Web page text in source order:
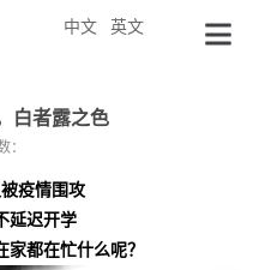
英文
中文
白者露之色
：
疫情围攻
延迟开学
都在忙什么呢？